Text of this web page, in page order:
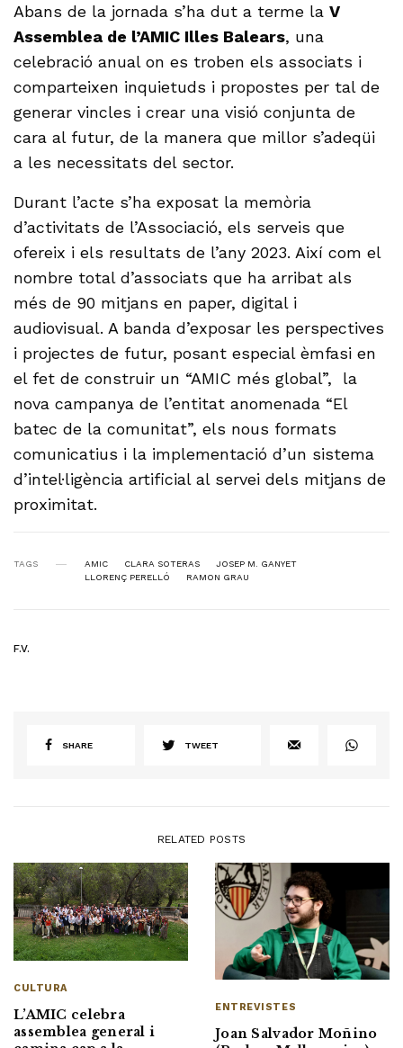
Abans de la jornada s’ha dut a terme laV
Assemblea de l’AMIC Illes Balears, una
celebració anual on es troben els associats i
comparteixen inquietuds i propostes per tal de
generar vincles i crear una visió conjunta de
cara al futur, de la manera que millor s’adeqüi
a les necessitats del sector.
Durant l’acte s’ha exposat la memòria
d’activitats de l’Associació, els serveis que
ofereix i els resultats de l’any 2023. Així com el
nombre total d’associats que ha arribat als
més de 90 mitjans en paper, digital i
audiovisual. A banda d’exposar les perspectives
i projectes de futur, posant especial èmfasi en
el fet de construir un “AMIC més global”, la
nova campanya de l’entitat anomenada “El
batec de la comunitat”, els nous formats
comunicatius i la implementació d’un sistema
d’intel·ligència artificial al servei dels mitjans de
proximitat.
TAGS AMIC CLARA SOTERAS
JOSEP M. GANYET
LLORENÇ PERELLÓ
RAMON GRAU
F.V.
SHARE TWEET
RELATED POSTS
CULTURA
L’AMIC celebra
assemblea general i
ENTREVISTES
Joan Salvador Moñino